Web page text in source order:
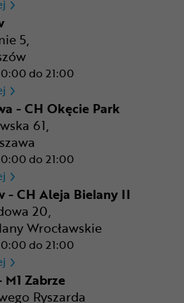
5,
do 21:00
CR Rzeszów
- CH Okęcie Park
61,
do 21:00
CR Warszawa - CH Okęcie
- CH Aleja Bielany II
20,
Wrocławskie
do 21:00
CR Wrocław - CH Aleja
M1 Zabrze
Ryszarda